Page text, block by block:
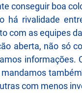
conseguir boa
há rivalidade
com as equipes
aberta, não só
com menos